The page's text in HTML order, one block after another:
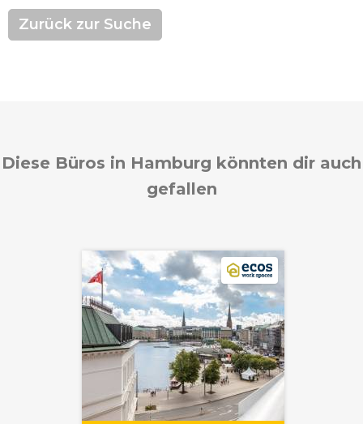
Zurück zur Suche
Diese Büros in Hamburg könnten dir auch
gefallen